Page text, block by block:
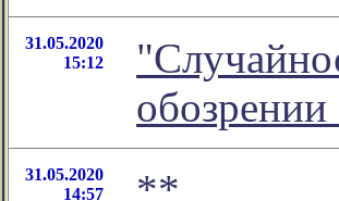
31.05.2020
15:12
31.05.2020
14:57
**